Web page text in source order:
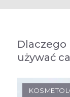
używać